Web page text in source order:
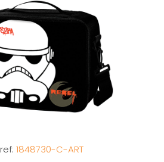
ref:1848730-C-ART